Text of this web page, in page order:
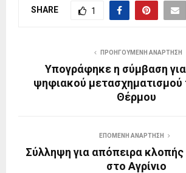
SHARE 1
ΠΡΟΗΓΟΎΜΕΝΗ ΑΝΆΡΤΗΣΗ
Υπογράφηκε η σύμβαση
ψηφιακού μετασχηματισμού
Θέρμου
ΕΠΌΜΕΝΗ ΑΝΆΡΤΗΣΗ
Σύλληψη για απόπειρα κλοπής
στο Αγρίνιο